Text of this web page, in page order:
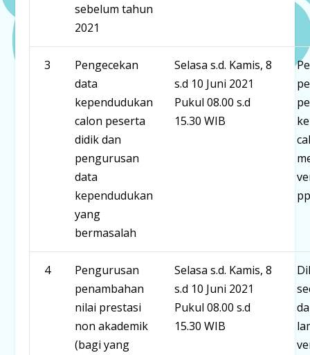
sebelum tahun
2021
3
Pengecekan
data
kependudukan
calon peserta
didik dan
pengurusan
data
kependudukan
yang
bermasalah
Selasa s.d. Kamis, 8
s.d 10 Juni 2021
Pukul 08.00 s.d
15.30 WIB
4
Pengurusan
penambahan
nilai prestasi
non akademik
(bagi yang
Selasa s.d. Kamis, 8
s.d 10 Juni 2021
Pukul 08.00 s.d
15.30 WIB